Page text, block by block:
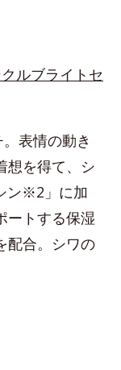
クルブライトセ
表情の動き
想を得て、シ
ン※2」に加
ートする保湿
配合。シワの